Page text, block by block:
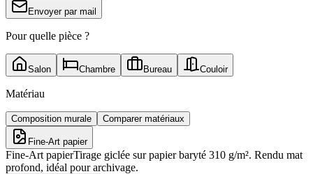
Envoyer par mail
Pour quelle pièce ?
Salon Chambre Bureau Couloir
Matériau
Composition murale Comparer matériaux
Fine-Art papier
Fine-Art papierTirage giclée sur papier baryté 310 g/m². Rendu mat
profond, idéal pour archivage.